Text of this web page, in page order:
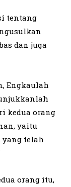
tentang
dan juga
Engkaulah
kedua orang
yaitu
yang telah
orang itu,